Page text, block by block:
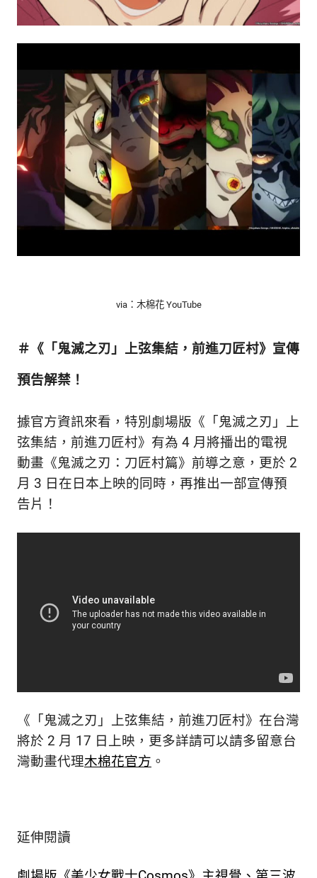
via：木棉花 YouTube
＃《「鬼滅之刃」上弦集結，前進刀匠村》宣傳
預告解禁！
據官方資訊來看，特別劇場版《「鬼滅之刃」上
弦集結，前進刀匠村》有為 4 月將播出的電視
動畫《鬼滅之刃：刀匠村篇》前導之意，更於 2
月 3 日在日本上映的同時，再推出一部宣傳預
告片！
《「鬼滅之刃」上弦集結，前進刀匠村》在台灣
將於 2 月 17 日上映，更多詳請可以請多留意台
灣動畫代理木棉花官方 。
延伸閱讀